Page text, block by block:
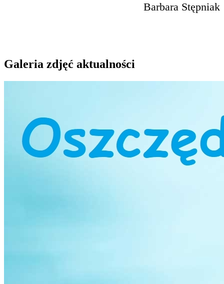
Barbara Stępniak
Galeria zdjęć aktualności